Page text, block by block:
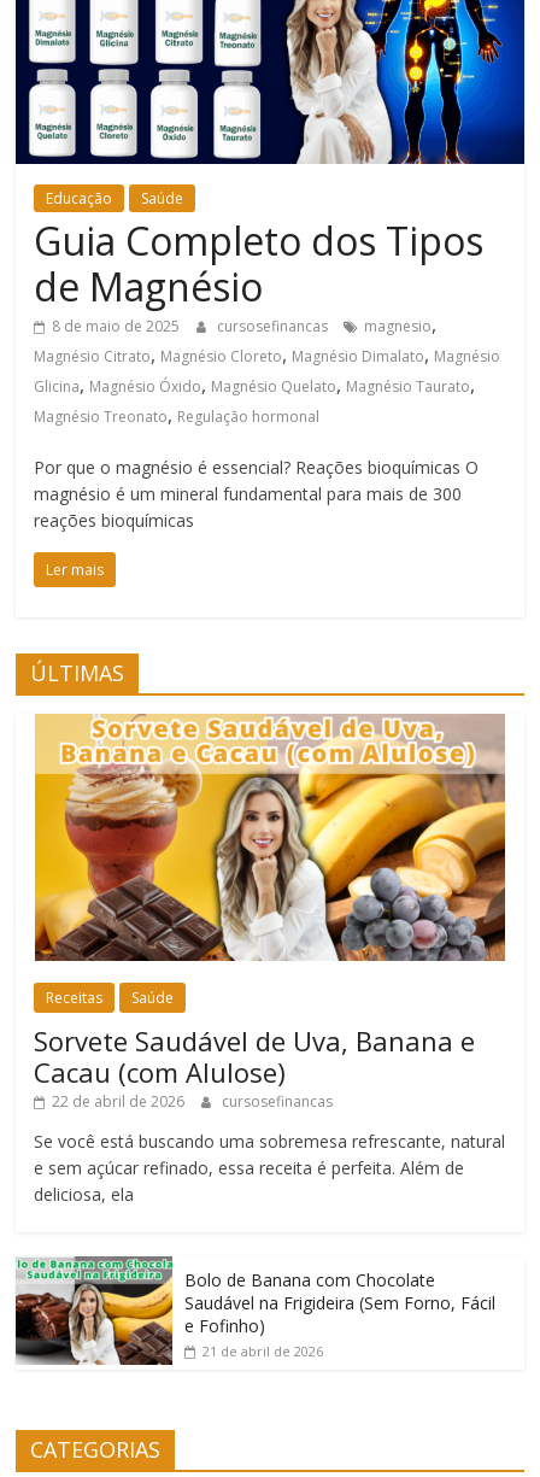
Estar
Educação Saúde
Guia Completo dos Tipos
de Magnésio
8 de maio de 2025 cursosefinancas magnesio,
Magnésio Citrato, Magnésio Cloreto, Magnésio Dimalato, Magnésio
Glicina, Magnésio Óxido, Magnésio Quelato, Magnésio Taurato,
Magnésio Treonato, Regulação hormonal
Por que o magnésio é essencial? Reações bioquímicas O
magnésio é um mineral fundamental para mais de 300
reações bioquímicas
Ler mais
ÚLTIMAS
Receitas Saúde
Sorvete Saudável de Uva, Banana e
Cacau (com Alulose)
22 de abril de 2026 cursosefinancas
Se você está buscando uma sobremesa refrescante, natural
e sem açúcar refinado, essa receita é perfeita. Além de
deliciosa, ela
Bolo de Banana com Chocolate
Saudável na Frigideira (Sem Forno, Fácil
e Fofinho)
21 de abril de 2026
CATEGORIAS